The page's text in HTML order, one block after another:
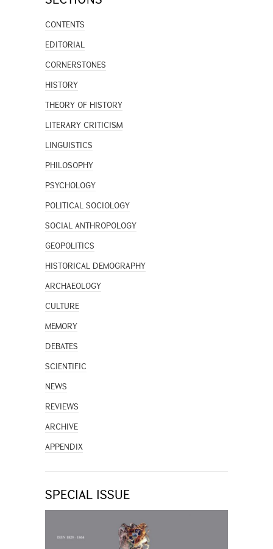
CONTENTS
EDITORIAL
CORNERSTONES
HISTORY
THEORY OF HISTORY
LITERARY CRITICISM
LINGUISTICS
PHILOSOPHY
PSYCHOLOGY
POLITICAL SOCIOLOGY
SOCIAL ANTHROPOLOGY
GEOPOLITICS
HISTORICAL DEMOGRAPHY
ARCHAEOLOGY
CULTURE
MEMORY
DEBATES
SCIENTIFIC
NEWS
REVIEWS
ARCHIVE
APPENDIX
SPECIAL ISSUE